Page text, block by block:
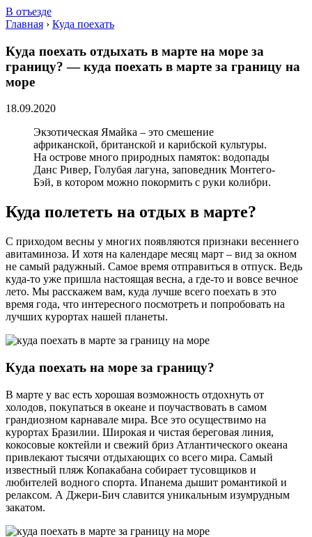
В отъезде
Главная › Куда поехать
Куда поехать отдыхать в марте на море за
границу? — куда поехать в марте за границу на
море
18.09.2020
Экзотическая Ямайка – это смешение
африканской, британской и карибской культуры.
На острове много природных памяток: водопады
Данс Ривер, Голубая лагуна, заповедник Монтего-
Бэй, в котором можно покормить с руки колибри.
Куда полететь на отдых в марте?
С приходом весны у многих появляются признаки весеннего
авитаминоза. И хотя на календаре месяц март – вид за окном
не самый радужный. Самое время отправиться в отпуск. Ведь
куда-то уже пришла настоящая весна, а где-то и вовсе вечное
лето. Мы расскажем вам, куда лучше всего поехать в это
время года, что интересного посмотреть и попробовать на
лучших курортах нашей планеты.
Куда поехать на море за границу?
В марте у вас есть хорошая возможность отдохнуть от
холодов, покупаться в океане и поучаствовать в самом
грандиозном карнавале мира. Все это осуществимо на
курортах Бразилии. Широкая и чистая береговая линия,
кокосовые коктейли и свежий бриз Атлантического океана
привлекают тысячи отдыхающих со всего мира. Самый
известный пляж Копакабана собирает тусовщиков и
любителей водного спорта. Ипанема дышит романтикой и
релаксом. А Джери-Бич славится уникальным изумрудным
закатом.